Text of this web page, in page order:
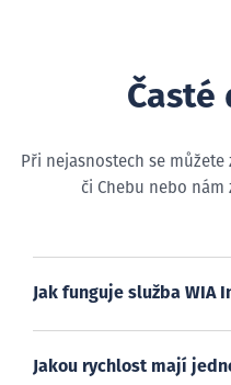
Časté
Při nejasnostech se
či Chebu nebo nám
Jak funguje služba WIA
Jakou rychlost mají